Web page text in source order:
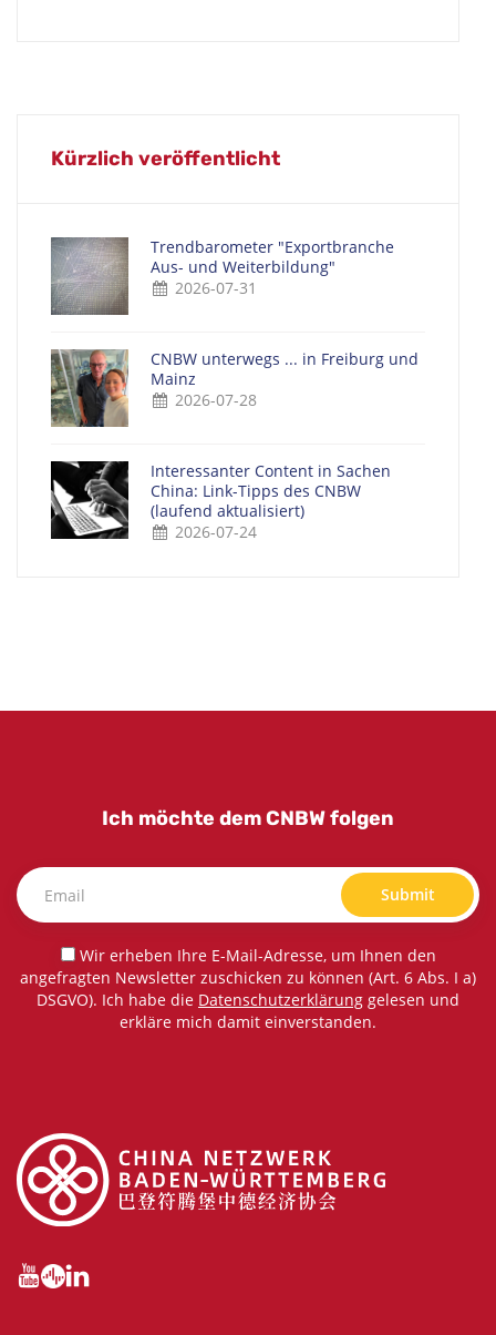
Kürzlich veröffentlicht
Trendbarometer "Exportbranche
Aus- und Weiterbildung"
2026-07-31
CNBW unterwegs ... in Freiburg und
Mainz
2026-07-28
Interessanter Content in Sachen
China: Link-Tipps des CNBW
(laufend aktualisiert)
2026-07-24
Ich möchte dem CNBW folgen
Submit
Wir erheben Ihre E-Mail-Adresse, um Ihnen den
angefragten Newsletter zuschicken zu können (Art. 6 Abs. I a)
DSGVO). Ich habe die Datenschutzerklärung gelesen und
erkläre mich damit einverstanden.